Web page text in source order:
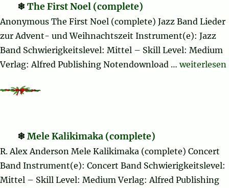
The First Noel (complete)
Anonymous The First Noel (complete) Jazz Band Lieder
zur Advent- und Weihnachtszeit Instrument(e): Jazz
Band Schwierigkeitslevel: Mittel – Skill Level: Medium
Verlag: Alfred Publishing Notendownload …„The First
weiterlesen
Mele Kalikimaka (complete)
R. Alex Anderson Mele Kalikimaka (complete) Concert
Band Instrument(e): Concert Band Schwierigkeitslevel:
Mittel – Skill Level: Medium Verlag: Alfred Publishing